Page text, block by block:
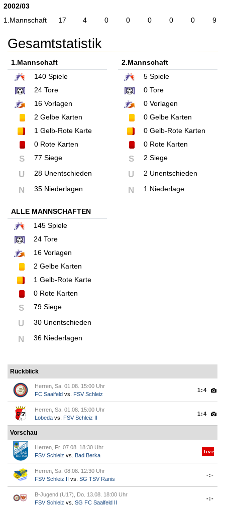
2002/03
1.Mannschaft
17 4 0 0 0 0 0 9
Gesamtstatistik
1.Mannschaft
140 Spiele
24 Tore
16 Vorlagen
2 Gelbe Karten
1 Gelb-Rote Karte
0 Rote Karten
S 77 Siege
U 28 Unentschieden
N 35 Niederlagen
2.Mannschaft
5Spiele
0Tore
0Vorlagen
0Gelbe Karten
0Gelb-Rote Karten
0Rote Karten
S 2 Siege
U 2 Unentschieden
N 1 Niederlage
ALLE MANNSCHAFTEN
145 Spiele
24 Tore
16 Vorlagen
2 Gelbe Karten
1 Gelb-Rote Karte
0 Rote Karten
S 79 Siege
U 30 Unentschieden
N 36 Niederlagen
Rückblick
Herren, Sa. 01.08. 15:00 Uhr
FC Saalfeld vs. FSV Schleiz
1:4
Herren, Sa. 01.08. 15:00 Uhr
Lobeda vs. FSV Schleiz II
1:4
Vorschau
Herren, Fr. 07.08. 18:30 Uhr
FSV Schleiz vs. Bad Berka
live
Herren, Sa. 08.08. 12:30 Uhr
FSV Schleiz II
vs. SG TSV Ranis
-:-
B-Jugend (U17), Do. 13.08. 18:00 Uhr
FSV Schleiz vs. SG FC Saalfeld II
-:-